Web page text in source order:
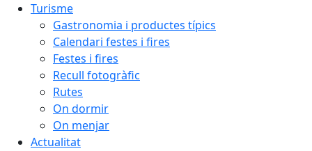
Turisme
Gastronomia i productes típics
Calendari festes i fires
Festes i fires
Recull fotogràfic
Rutes
On dormir
On menjar
Actualitat